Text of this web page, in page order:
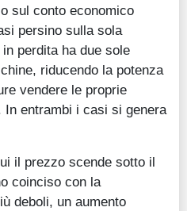
sul conto economico
persino sulla sola
perdita ha due sole
riducendo la potenza
vendere le proprie
entrambi i casi si genera
il prezzo scende sotto il
coinciso con la
deboli, un aumento